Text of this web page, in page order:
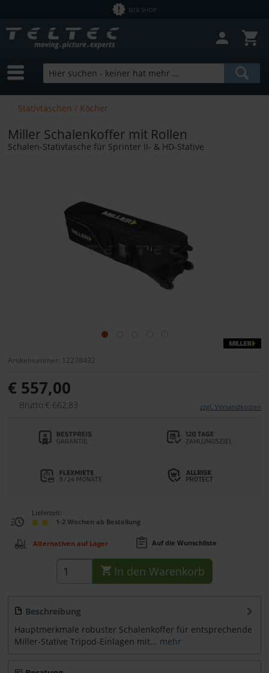
B2B SHOP
Stativtaschen / Köcher
Miller Schalenkoffer mit Rollen
Schalen-Stativtasche für Sprinter II- & HD-Stative
Artikelnummer: 12278492
€ 557,00
Brutto:€ 662,83 zzgl. Versandkosten
Lieferzeit:
1-2 Wochen ab Bestellung
Alternativen auf Lager Auf die Wunschliste
In den Warenkorb
Beschreibung
Hauptmerkmale robuster Schalenkoffer für entsprechende
Miller-Stative Tripod-Einlagen mit... mehr